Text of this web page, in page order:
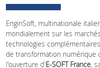
EnginSoft, multinationale
mondialement sur les
technologies
de transformation numérique
l'ouverture d'E-SOFT France,